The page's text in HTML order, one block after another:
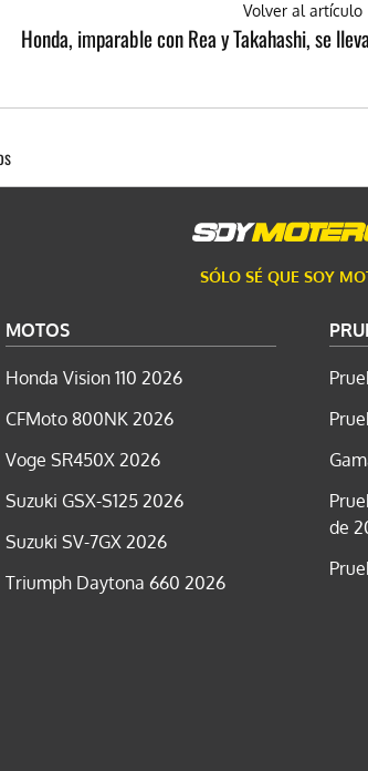
Volver al artículo
Honda, imparable con Rea y Takahashi, se
SÓLO SÉ QUE SOY
MOTOS
Honda Vision 110 2026
CFMoto 800NK 2026
Voge SR450X 2026
Suzuki GSX-S125 2026
Suzuki SV-7GX 2026
Triumph Daytona 660 2026
de